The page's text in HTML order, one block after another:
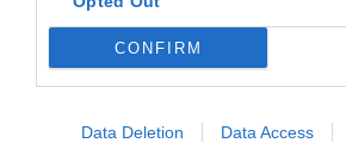
CONFIRM
Data Deletion Data Access
Escursioni
Percorsi in bicicletta
Servizio Fax
Servizio Interpreti
Servizio
Camere familiari
Giardino
Parco